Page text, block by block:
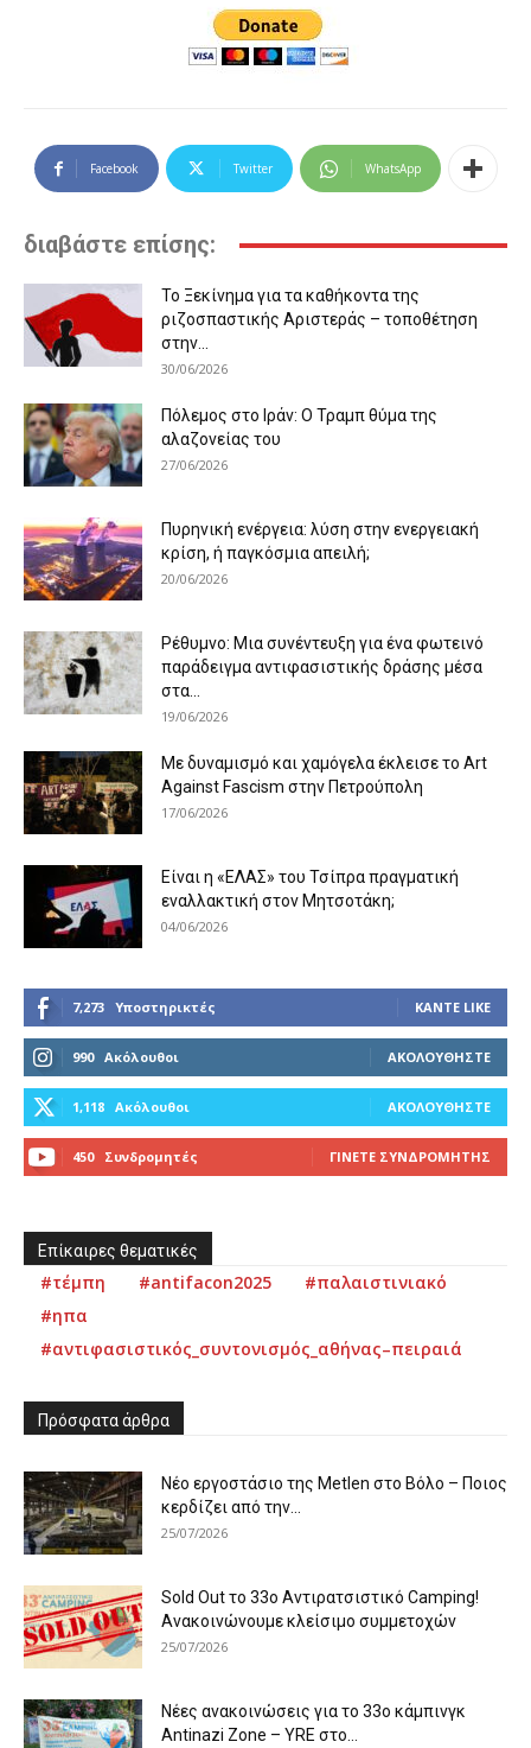
Facebook Twitter WhatsApp
διαβάστε επίσης:
Το Ξεκίνημα για τα καθήκοντα της
ριζοσπαστικής Αριστεράς – τοποθέτηση
στην...
30/06/2026
Πόλεμος στο Ιράν: Ο Τραμπ θύμα της
αλαζονείας του
27/06/2026
Πυρηνική ενέργεια: λύση στην ενεργειακή
κρίση, ή παγκόσμια απειλή;
20/06/2026
Ρέθυμνο: Μια συνέντευξη για ένα φωτεινό
παράδειγμα αντιφασιστικής δράσης μέσα
στα...
19/06/2026
Με δυναμισμό και χαμόγελα έκλεισε το Art
Against Fascism στην Πετρούπολη
17/06/2026
Είναι η «ΕΛΑΣ» του Τσίπρα πραγματική
εναλλακτική στον Μητσοτάκη;
04/06/2026
7,273 Υποστηρικτές ΚΆΝΤΕ LIKE
990 Ακόλουθοι ΑΚΟΛΟΥΘΉΣΤΕ
1,118 Ακόλουθοι ΑΚΟΛΟΥΘΉΣΤΕ
450 Συνδρομητές ΓΊΝΕΤΕ ΣΥΝΔΡΟΜΗΤΉΣ
Επίκαιρες θεματικές
#τέμπη #antifacon2025
#παλαιστινιακό
#ηπα
#αντιφασιστικός_συντονισμός_αθήνας–πειραιά
Πρόσφατα άρθρα
Νέο εργοστάσιο της Metlen στο Βόλο – Ποιος
κερδίζει από την...
25/07/2026
Sold Out το 33ο Αντιρατσιστικό Camping!
Ανακοινώνουμε κλείσιμο συμμετοχών
25/07/2026
Νέες ανακοινώσεις για το 33ο κάμπινγκ
Antinazi Zone – YRE στο...